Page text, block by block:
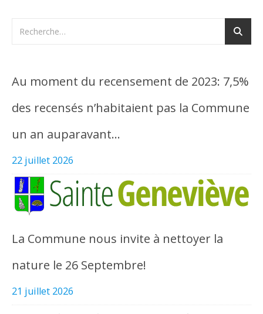
Au moment du recensement de 2023: 7,5%
des recensés n’habitaient pas la Commune
un an auparavant…
22 juillet 2026
La Commune nous invite à nettoyer la
nature le 26 Septembre!
21 juillet 2026